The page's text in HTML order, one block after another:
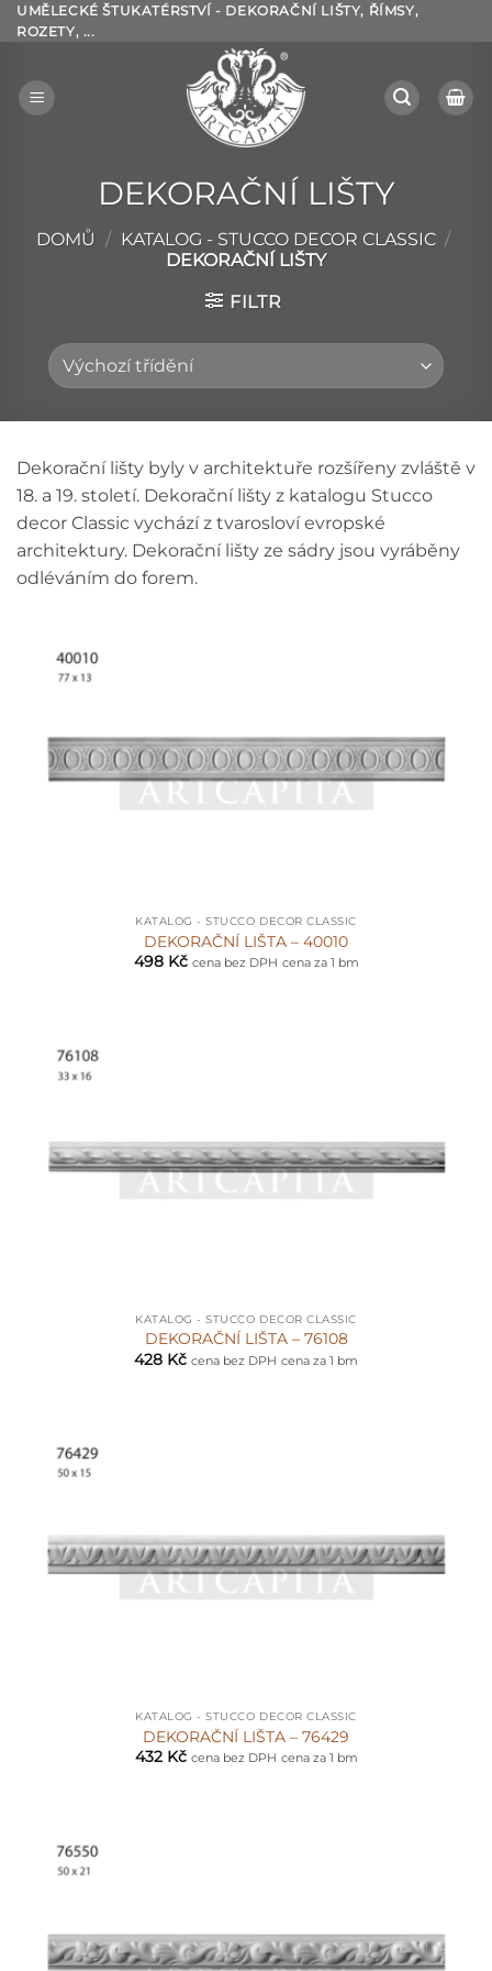
Přeskočit
na
UMĚLECKÉ ŠTUKATÉRSTVÍ - DEKORAČNÍ LIŠTY, ŘÍMSY,
ROZETY, ...
DEKORAČNÍ LIŠTY
DOMŮ / KATALOG - STUCCO DECOR CLASSIC /
DEKORAČNÍ LIŠTY
FILTR
Dekorační lišty byly v architektuře rozšířeny zvláště v
18. a 19. století. Dekorační lišty z katalogu Stucco
decor Classic vychází z tvarosloví evropské
architektury. Dekorační lišty ze sádry jsou vyráběny
odléváním do forem.
KATALOG - STUCCO DECOR CLASSIC
DEKORAČNÍ LIŠTA – 40010
498 Kč cena bez DPH cena za 1 bm
KATALOG - STUCCO DECOR CLASSIC
DEKORAČNÍ LIŠTA – 76108
428 Kč cena bez DPH cena za 1 bm
KATALOG - STUCCO DECOR CLASSIC
DEKORAČNÍ LIŠTA – 76429
432 Kč cena bez DPH cena za 1 bm